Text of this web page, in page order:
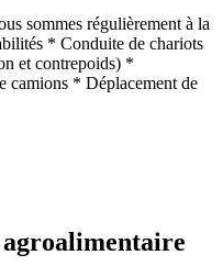
sommes régulièrement à la
* Conduite de chariots
et contrepoids) *
camions * Déplacement de